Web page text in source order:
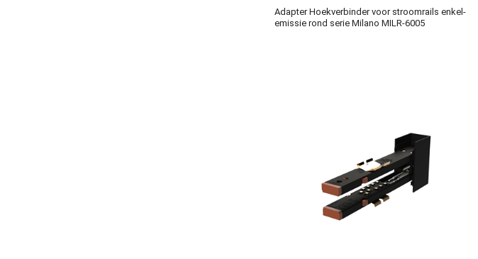
Adapter Hoekverbinder voor stroomrails enkel-
emissie rond serie Milano MILR-6005